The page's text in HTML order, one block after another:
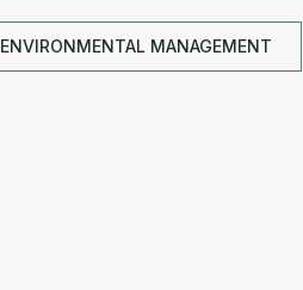
ENVIRONMENTAL MANAGEMENT